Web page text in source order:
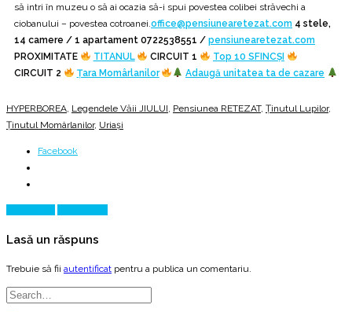
să intri în muzeu o să ai ocazia să-i spui povestea colibei străvechi a
ciobanului – povestea cotroanei. office@pensiunearetezat.com 4 stele,
14 camere / 1 apartament 0722538551 / pensiunearetezat.com
PROXIMITATE
TITANUL CIRCUIT 1
Top 10 SFINCȘI
CIRCUIT 2
Țara Momârlanilor Adaugă unitatea ta de cazare
HYPERBOREA Legendele Văii JIULUI Pensiunea RETEZAT, Ținutul Lupilor,
Ținutul Momârlanilor, Uriași
Facebook
Lasă un răspuns
Trebuie să fii autentificat pentru a publica un comentariu.